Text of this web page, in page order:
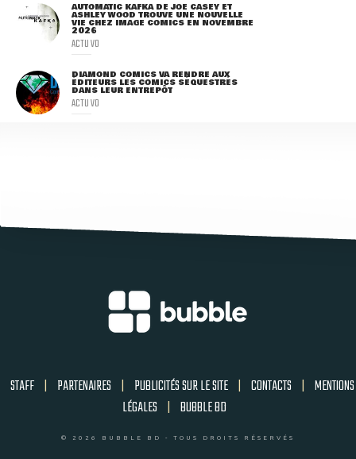
AUTOMATIC KAFKA DE JOE CASEY ET
ASHLEY WOOD TROUVE UNE NOUVELLE
VIE CHEZ IMAGE COMICS EN NOVEMBRE
2026
ACTU VO
DIAMOND COMICS VA RENDRE AUX
ÉDITEURS LES COMICS SÉQUESTRÉS
DANS LEUR ENTREPÔT
ACTU VO
STAFF | PARTENAIRES | PUBLICITÉS SUR LE SITE | CONTACTS | MENTIONS
LÉGALES | BUBBLE BD
© 2026 BUBBLE BD - TOUS DROITS RÉSERVÉS